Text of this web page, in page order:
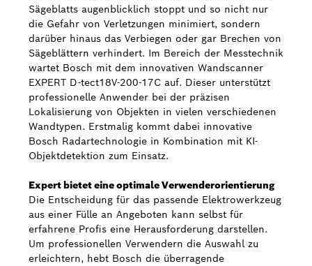
Sägeblatts augenblicklich stoppt und so nicht nur
die Gefahr von Verletzungen minimiert, sondern
darüber hinaus das Verbiegen oder gar Brechen von
Sägeblättern verhindert. Im Bereich der Messtechnik
wartet Bosch mit dem innovativen Wandscanner
EXPERT D-tect18V-200-17C auf. Dieser unterstützt
professionelle Anwender bei der präzisen
Lokalisierung von Objekten in vielen verschiedenen
Wandtypen. Erstmalig kommt dabei innovative
Bosch Radartechnologie in Kombination mit KI-
Objektdetektion zum Einsatz.
Expert bietet eine optimale Verwenderorientierung
Die Entscheidung für das passende Elektrowerkzeug
aus einer Fülle an Angeboten kann selbst für
erfahrene Profis eine Herausforderung darstellen.
Um professionellen Verwendern die Auswahl zu
erleichtern, hebt Bosch die überragende